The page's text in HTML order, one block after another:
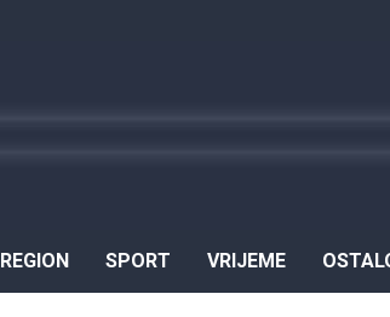
REGION SPORT VRIJEME